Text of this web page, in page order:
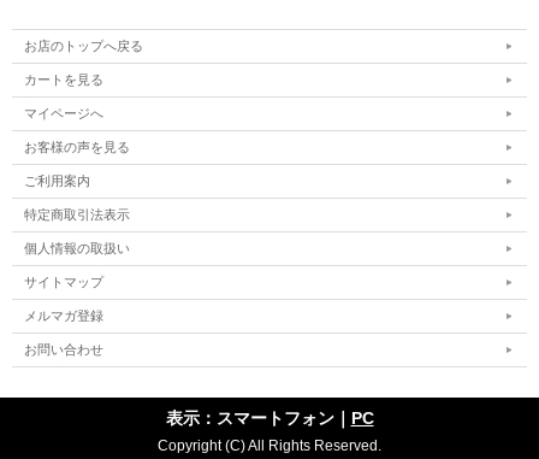
お店のトップへ戻る
カートを見る
マイページへ
お客様の声を見る
ご利用案内
特定商取引法表示
個人情報の取扱い
サイトマップ
メルマガ登録
お問い合わせ
表示：スマートフォン｜ PC
Copyright (C) All Rights Reserved.